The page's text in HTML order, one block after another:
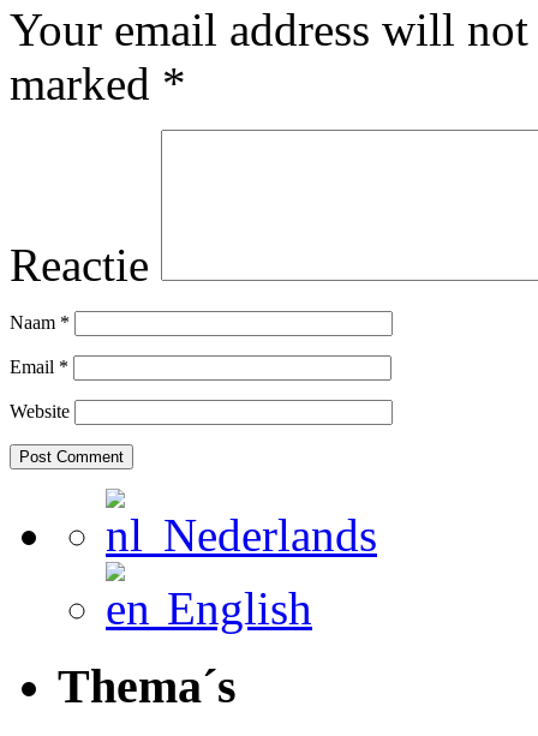
Your email address will
marked *
Reactie
Naam *
Email *
Website
Nederlands
English
Thema´s